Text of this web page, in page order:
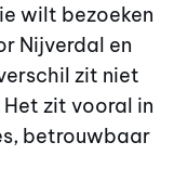
wilt bezoeken
Nijverdal en
zit niet
zit vooral in
betrouwbaar